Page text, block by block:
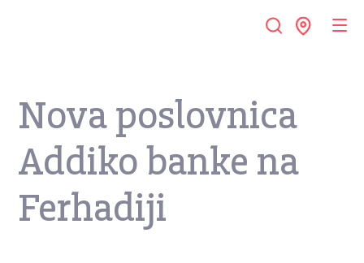
Nova poslovnica
Addiko banke na
Ferhadiji